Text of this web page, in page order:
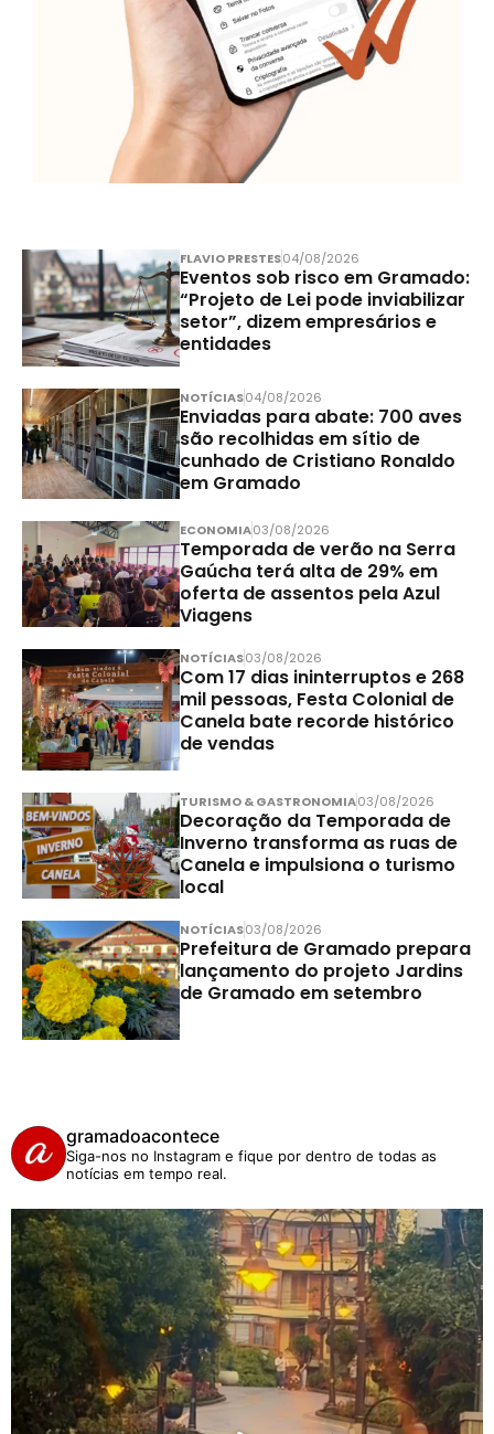
FLAVIO PRESTES04/08/2026
Eventos sob risco em Gramado:
“Projeto de Lei pode inviabilizar
setor”, dizem empresários e
entidades
NOTÍCIAS04/08/2026
Enviadas para abate: 700 aves
são recolhidas em sítio de
cunhado de Cristiano Ronaldo
em Gramado
ECONOMIA03/08/2026
Temporada de verão na Serra
Gaúcha terá alta de 29% em
oferta de assentos pela Azul
Viagens
NOTÍCIAS03/08/2026
Com 17 dias ininterruptos e 268
mil pessoas, Festa Colonial de
Canela bate recorde histórico
de vendas
TURISMO & GASTRONOMIA03/08/2026
Decoração da Temporada de
Inverno transforma as ruas de
Canela e impulsiona o turismo
local
NOTÍCIAS03/08/2026
Prefeitura de Gramado prepara
lançamento do projeto Jardins
de Gramado em setembro
gramadoacontece
Siga-nos no Instagram e fique por dentro de todas as
notícias em tempo real.